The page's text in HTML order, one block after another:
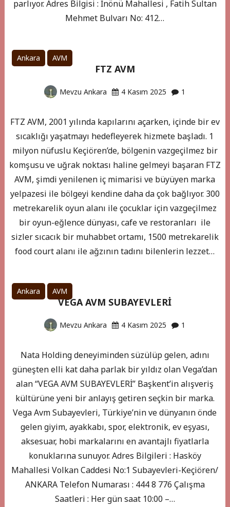
parlıyor. Adres Bilgisi : İnönü Mahallesi , Fatih Sultan
Mehmet Bulvarı No: 412…
Ankara AVM
FTZ AVM
Mevzu Ankara 4 Kasım 2025 1
FTZ AVM, 2001 yılında kapılarını açarken, içinde bir ev
sıcaklığı yaşatmayı hedefleyerek hizmete başladı. 1
milyon nüfuslu Keçiören’de, bölgenin vazgeçilmez bir
komşusu ve uğrak noktası haline gelmeyi başaran FTZ
AVM, şimdi yenilenen iç mimarisi ve büyüyen marka
yelpazesi ile bölgeyi kendine daha da çok bağlıyor. 300
metrekarelik oyun alanı ile çocuklar için vazgeçilmez
bir oyun-eğlence dünyası, cafe ve restoranları ile
sizler sıcacık bir muhabbet ortamı, 1500 metrekarelik
food court alanı ile ağzının tadını bilenlerin lezzet…
Ankara AVM
VEGA AVM SUBAYEVLERİ
Mevzu Ankara 4 Kasım 2025 1
Nata Holding deneyiminden süzülüp gelen, adını
güneşten elli kat daha parlak bir yıldız olan Vega’dan
alan “VEGA AVM SUBAYEVLERİ” Başkent’in alışveriş
kültürüne yeni bir anlayış getiren seçkin bir marka.
Vega Avm Subayevleri, Türkiye’nin ve dünyanın önde
gelen giyim, ayakkabı, spor, elektronik, ev eşyası,
aksesuar, hobi markalarını en avantajlı fiyatlarla
konuklarına sunuyor. Adres Bilgileri : Hasköy
Mahallesi Volkan Caddesi No:1 Subayevleri-Keçiören/
ANKARA Telefon Numarası : 444 8 776 Çalışma
Saatleri : Her gün saat 10:00 –…